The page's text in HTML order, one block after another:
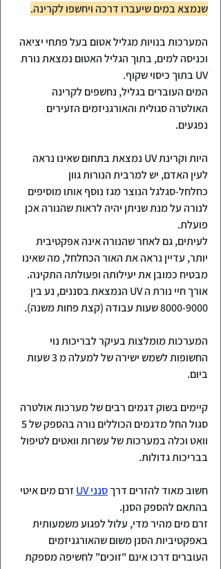
שנמצא במים שיעברו דרכה ויחשפו לקרינה.
המערכות בנויות מגליל אטום בעל פתחי יציאה
וכניסה למים, בתוך הגליל האטום נמצאת נורת
UV בתוך כיסוי שקוף.
המים העוברים בגליל, נחשפים לקרינה
האולטרה סגולית והאורגניזמים הזעירים
נפגעים.
היות וקרינת UV נמצאת בתחום שאינו נראה
לעין האדם, יש למרבית הנורות גוון
כחלחל-סגלגל הנוצר מגז נוסף אותו מוסיפים
לנורה על מנת שניתן יהיה לראות שהנורה אכן
פועלת.
לעיתים, גם לאחר שהנורה אינה אפקטיבית
יותר, עדיין נראה את האור הכחלחל, מה שאינו
מבטיח כמובן את יעילותה ופעולתה התקינה.
אורך חיי נורת ה UV הנמצאת בסננים, נע בין
8000-9000 שעות עבודה (קצת פחות משנה).
המערכות מומלצות בעיקר לבריכות נוי
החשופות לשמש ישירה של למעלה מ 3 שעות
ביום.
קיימים בשוק דגמים רבים של מערכות אולטרה
וואט וכלה במערכות של עשרות וואטים לטיפול
בבריכות גדולות.
חשוב מאוד להזרים דרך סנני UV
זרם מים איטי
בהתאם להספק הסנן.
זרם מים מהיר מדי, עלול לפגוע משמעותית
באפקטיביות הסנן משום שהאורגניזמים
העוברים דרכו אינם "זוכים" לחשיפה מספקת